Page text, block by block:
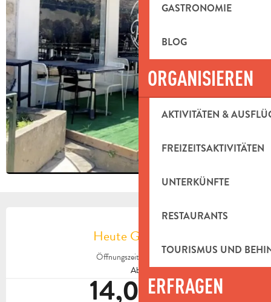
GASTRONOMIE
BLOG
ORGANISIEREN
AKTIVITÄTEN &
FREIZEITSAKTIVITÄTEN
UNTERKÜNFTE
RESTAURANTS
TOURISMUS UND
ERFRAGEN
ÖFFNUNGSZEITEN &
Heute Geöffnet
Öffnungszeiten ansehen
Ab
14,00 €